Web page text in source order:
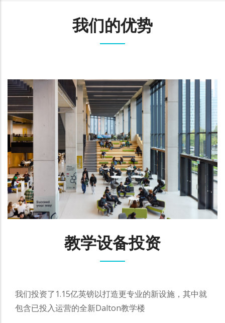
我们的优势
教学设备投资
我们投资了1.15亿英镑以打造更专业的新设施，其中就
包含已投入运营的全新Dalton教学楼